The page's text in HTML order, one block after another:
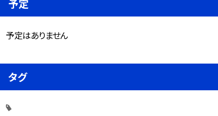
予定
予定はありません
タグ